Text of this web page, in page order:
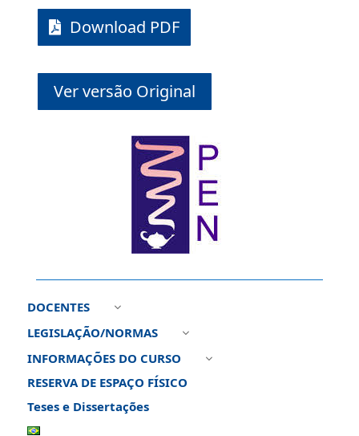
Download PDF
Ver versão Original
DOCENTES 3
LEGISLAÇÃO/NORMAS 3
INFORMAÇÕES DO CURSO 3
RESERVA DE ESPAÇO FÍSICO
Teses e Dissertações